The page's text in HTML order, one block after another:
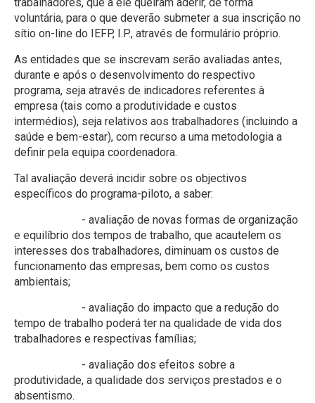
voluntária, para o que deverão submeter a sua inscrição no
sítio on-line do IEFP, I.P., através de formulário próprio.
As entidades que se inscrevam serão avaliadas antes,
durante e após o desenvolvimento do respectivo
programa, seja através de indicadores referentes à
empresa (tais como a produtividade e custos
intermédios), seja relativos aos trabalhadores (incluindo a
saúde e bem-estar), com recurso a uma metodologia a
definir pela equipa coordenadora.
Tal avaliação deverá incidir sobre os objectivos
específicos do programa-piloto, a saber:
- avaliação de novas formas de organização
e equilíbrio dos tempos de trabalho, que acautelem os
interesses dos trabalhadores, diminuam os custos de
funcionamento das empresas, bem como os custos
ambientais;
- avaliação do impacto que a redução do
tempo de trabalho poderá ter na qualidade de vida dos
trabalhadores e respectivas famílias;
- avaliação dos efeitos sobre a
produtividade, a qualidade dos serviços prestados e o
absentismo.